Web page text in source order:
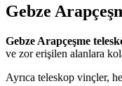
Gebze
Gebze Arapçeşme
ve zor erişilen alanlara
Ayrıca teleskop vinçler,